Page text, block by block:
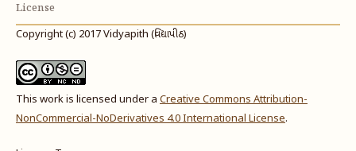
License
Copyright (c) 2017 Vidyapith (વિદ્યાપીઠ)
This work is licensed under a Creative Commons Attribution-
NonCommercial-NoDerivatives 4.0 International License.